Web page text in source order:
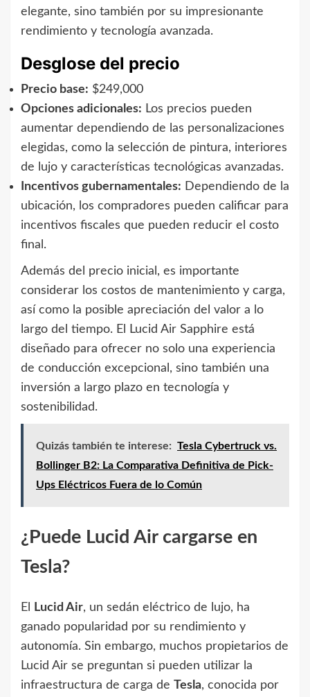
elegante, sino también por su impresionante
rendimiento y tecnología avanzada.
Desglose del precio
Precio base: $249,000
Opciones adicionales: Los precios pueden
aumentar dependiendo de las personalizaciones
elegidas, como la selección de pintura, interiores
de lujo y características tecnológicas avanzadas.
Incentivos gubernamentales: Dependiendo de la
ubicación, los compradores pueden calificar para
incentivos fiscales que pueden reducir el costo
final.
Además del precio inicial, es importante
considerar los costos de mantenimiento y carga,
así como la posible apreciación del valor a lo
largo del tiempo. El Lucid Air Sapphire está
diseñado para ofrecer no solo una experiencia
de conducción excepcional, sino también una
inversión a largo plazo en tecnología y
sostenibilidad.
Quizás también te interese: Tesla Cybertruck vs.
Bollinger B2: La Comparativa Definitiva de Pick-
Ups Eléctricos Fuera de lo Común
¿Puede Lucid Air cargarse en
Tesla?
El Lucid Air, un sedán eléctrico de lujo, ha
ganado popularidad por su rendimiento y
autonomía. Sin embargo, muchos propietarios de
Lucid Air se preguntan si pueden utilizar la
infraestructura de carga de Tesla, conocida por